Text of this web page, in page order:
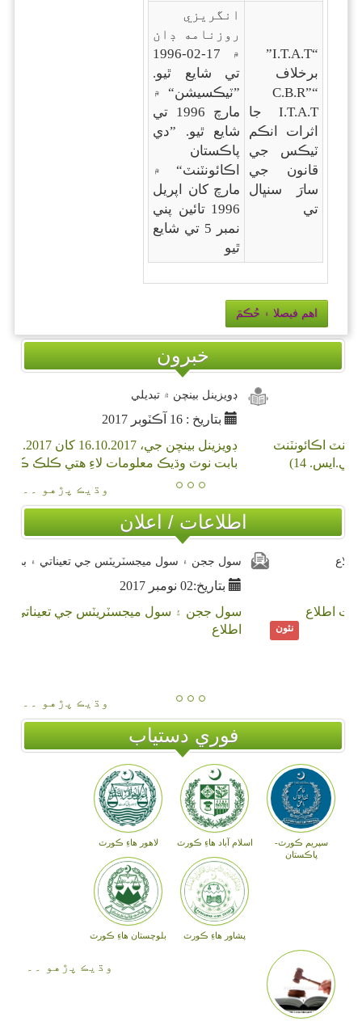
“I.T.A.T”
برخلاف
“C.B.R”
I.T.A.T جا
اثرات انڪم
ٽيڪس جي
قانون جي
سارَ سنڀال
تي
انگريزي
روزنامه ڊان
۾ 17-02-1996
تي شايع ٿيو.
”ٽيڪسيشن“ ۾
مارچ 1996 تي
شايع ٿيو. ”دي
پاڪستان
اڪائونٽنٽ“ ۾
مارچ کان اپريل
1996 تائين پني
نمبر 5 تي شايع
ٿيو
اهم فيصلا ۽ حُڪمَ
خبرون
درست نامو (نوڪريون)
جونيئر ٽرانسليٽر (بي.پي.ايس – 13)، اسسٽنٽ اڪائونٽنٽ
(بي.پي.ايس – 14)، ۽ لاج ڪيئر ٽيڪر (بي.پي.ايس. 14)
بابت نوڪرين بابت درست نامو
وڌيڪ پڙهو ۔۔
اطلاعات / اعلان
شاه عبداللطيف جي عرس جي موڪل بابت اطلاع
شاه عبداللطيف جي عرس جي موڪل بابت اطلاع
فوري دستياب
سپريم ڪورٽ-
پاڪستان
اسلام آباد هاءِ ڪورٽ لاهور هاءِ ڪورٽ
پشاور هاءِ ڪورٽ بلوچستان هاءِ ڪورٽ
پاڪستان لاءَ سائٽ
وڌيڪ پڙهو ۔۔